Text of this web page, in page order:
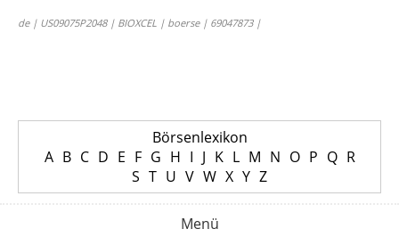
de | US09075P2048 | BIOXCEL | boerse | 69047873 |
Börsenlexikon
A B C D E F G H I J K L M N O P Q R
S T U V W X Y Z
Menü